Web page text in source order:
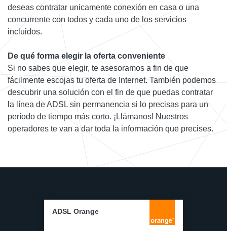
deseas contratar unicamente conexión en casa o una
concurrente con todos y cada uno de los servicios
incluidos.
De qué forma elegir la oferta conveniente
Si no sabes que elegir, te asesoramos a fin de que
fácilmente escojas tu oferta de Internet. También podemos
descubrir una solución con el fin de que puedas contratar
la línea de ADSL sin permanencia si lo precisas para un
período de tiempo más corto. ¡Llámanos! Nuestros
operadores te van a dar toda la información que precises.
ADSL Orange